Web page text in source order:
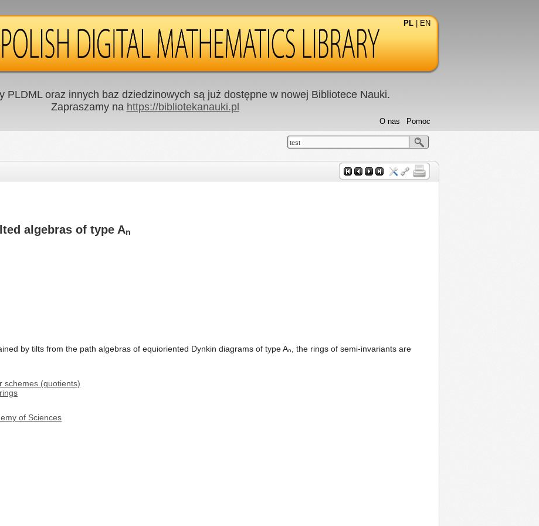
PL EN
PLDML oraz innych baz dziedzinowych są już dostępne w nowej Bibliotece Nauki.
Zapraszamy na https://bibliotekanauki.pl
Pomoc
O nas
test
algebras of type Aₙ
by tilts from the path algebras of equioriented Dynkin diagrams of type Aₙ, the rings of semi-invariants are
schemes (quotients)
of Sciences